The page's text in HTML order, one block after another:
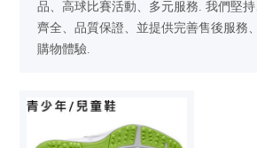
品、高球比賽活動、多元服務. 我們堅
齊全、品質保證、並提供完善售後服務
購物體驗.